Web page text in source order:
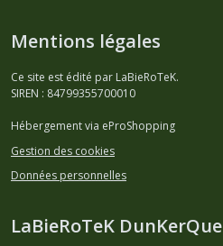
Mentions légales
Ce site est édité par LaBieRoTeK.
SIREN : 84799355700010
Hébergement via eProShopping
Gestion des cookies
Données personnelles
LaBieRoTeK DunKerQue